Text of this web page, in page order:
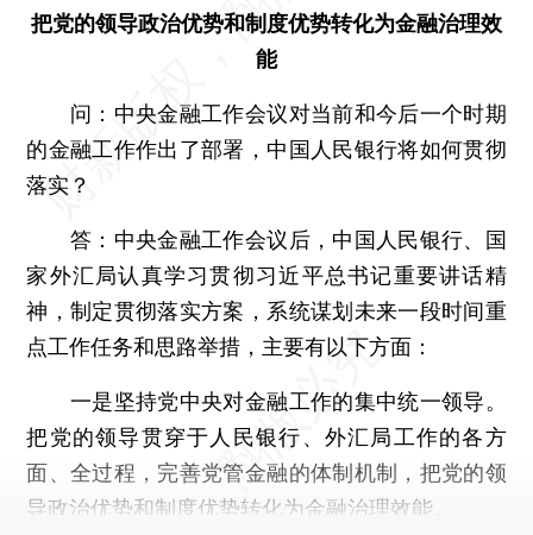
把党的领导政治优势和制度优势转化为金融治理效
能
问： 中央金融工作会议对当前和今后一个时期
的金融工作作出了部署，中国人民银行将如何贯彻
落实？
答： 中央金融工作会议后，中国人民银行、国
家外汇局认真学习贯彻习近平总书记重要讲话精
神，制定贯彻落实方案，系统谋划未来一段时间重
点工作任务和思路举措，主要有以下方面：
一是坚持党中央对金融工作的集中统一领导。
把党的领导贯穿于人民银行、外汇局工作的各方
面、全过程，完善党管金融的体制机制，把党的领
导政治优势和制度优势转化为金融治理效能。